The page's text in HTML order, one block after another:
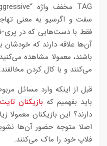
سفت و اگرسیو به معنی
فقط با دست‌هایی که در پری-
آن‌ها علاقه دارند که
باشند، معمولا مشاهده
می‌کنند و با کال کردن مخالفند.
قبل از اینکه وارد مسائل
باید بفهمیم که بازیکنان
دارند؟ این بازیکنان معمولا
اصلا متوجه حضور آن‌ها
فلاپ خود را ماک می‌کنند.